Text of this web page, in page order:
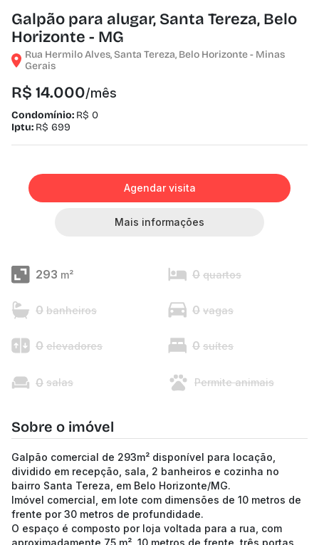
Galpão para alugar, Santa Tereza, Belo
Horizonte - MG
Rua Hermilo Alves, Santa Tereza, Belo Horizonte - Minas
Gerais
R$ 14.000/mês
Condomínio: R$ 0
Iptu: R$ 699
Agendar visita
Mais informações
293 m² 0 quartos
0 banheiros 0 vagas
0 elevadores 0 suítes
0 salas Permite animais
Sobre o imóvel
Galpão comercial de 293m² disponível para locação,
dividido em recepção, sala, 2 banheiros e cozinha no
bairro Santa Tereza, em Belo Horizonte/MG.
Imóvel comercial, em lote com dimensões de 10 metros de
frente por 30 metros de profundidade.
O espaço é composto por loja voltada para a rua, com
aproximadamente 75 m², 10 metros de frente, três portas